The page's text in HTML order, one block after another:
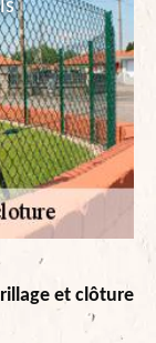
et clôture